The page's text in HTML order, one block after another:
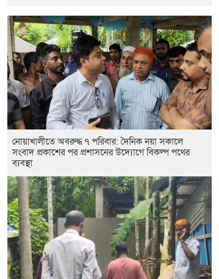
নোয়াখালীতে অবরুদ্ধ ৭ পরিবার: দৈনিক নয়া সকালে
সংবাদ প্রকাশের পর প্রশাসনের উদ্যোগে বিকল্প পথের
ব্যবস্থা